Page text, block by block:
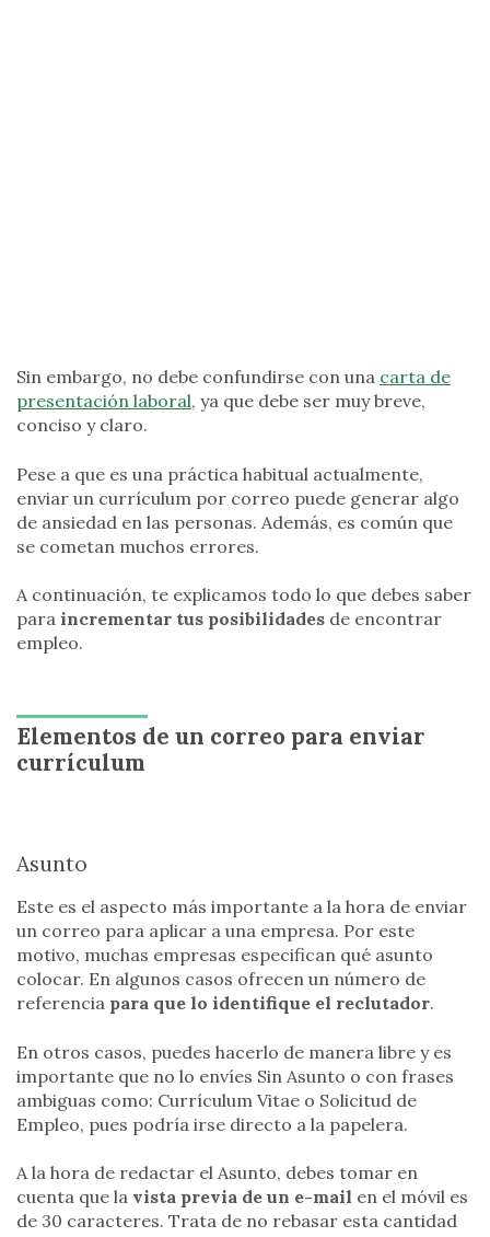
Sin embargo, no debe confundirse con una carta de
presentación laboral, ya que debe ser muy breve,
conciso y claro.
Pese a que es una práctica habitual actualmente,
enviar un currículum por correo puede generar algo
de ansiedad en las personas. Además, es común que
se cometan muchos errores.
A continuación, te explicamos todo lo que debes saber
para incrementar tus posibilidades de encontrar
empleo.
Elementos de un correo para enviar
currículum
Asunto
Este es el aspecto más importante a la hora de enviar
un correo para aplicar a una empresa. Por este
motivo, muchas empresas especifican qué asunto
colocar. En algunos casos ofrecen un número de
referencia para que lo identifique el reclutador.
En otros casos, puedes hacerlo de manera libre y es
importante que no lo envíes Sin Asunto o con frases
ambiguas como: Currículum Vitae o Solicitud de
Empleo, pues podría irse directo a la papelera.
A la hora de redactar el Asunto, debes tomar en
cuenta que la vista previa de un e-mail en el móvil es
de 30 caracteres. Trata de no rebasar esta cantidad